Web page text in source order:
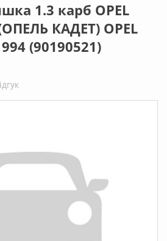
1.3 карб OPEL
КАДЕТ) OPEL
(90190521)